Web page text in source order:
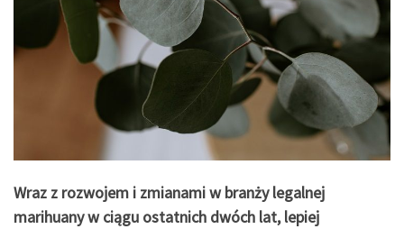
Wraz z rozwojem i zmianami w branży legalnej
marihuany w ciągu ostatnich dwóch lat, lepiej